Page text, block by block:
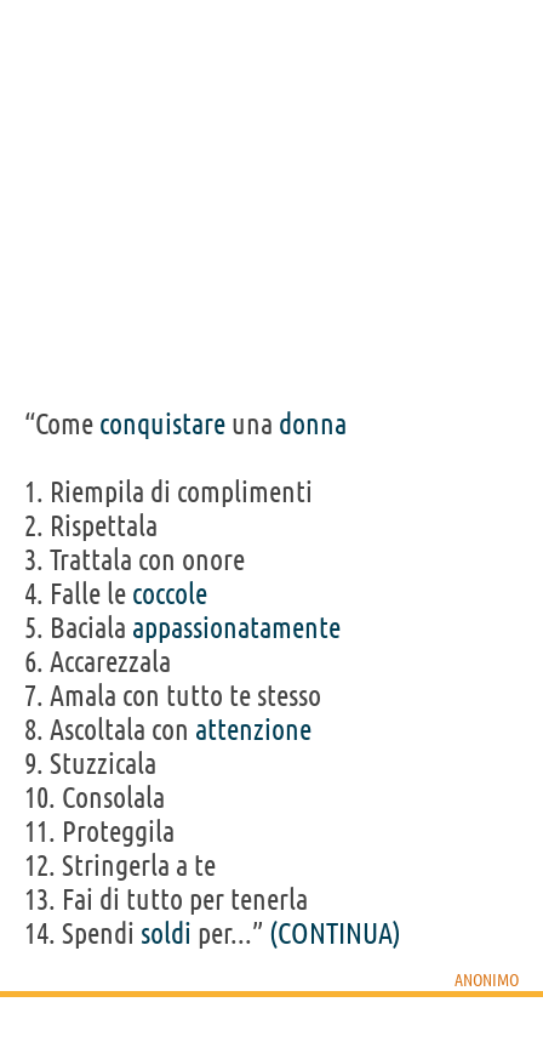
“Come conquistare una donna
1. Riempila di complimenti
2. Rispettala
3. Trattala con onore
4. Falle le coccole
5. Baciala appassionatamente
6. Accarezzala
7. Amala con tutto te stesso
8. Ascoltala con attenzione
9. Stuzzicala
10. Consolala
11. Proteggila
12. Stringerla a te
13. Fai di tutto per tenerla
14. Spendi soldi per...” (CONTINUA)
ANONIMO